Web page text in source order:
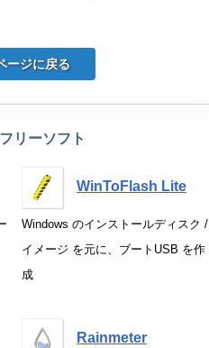
ージに戻る
リーソフト
WinToFlash Lite
Windows のインストールディスク /
イメージ を元に、ブートUSB を作
成
Rainmeter